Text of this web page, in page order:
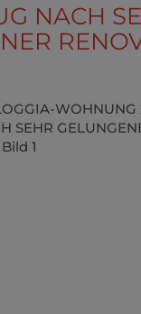
NACH